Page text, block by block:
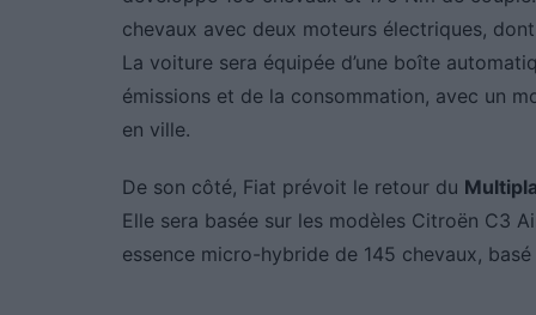
chevaux avec deux moteurs électriques,
La voiture sera équipée d’une boîte
émissions et de la consommation, avec un
en ville.
De son côté, Fiat prévoit le retour du Multipla
Elle sera basée sur les modèles Citroën C3
essence micro-hybride de 145 chevaux,